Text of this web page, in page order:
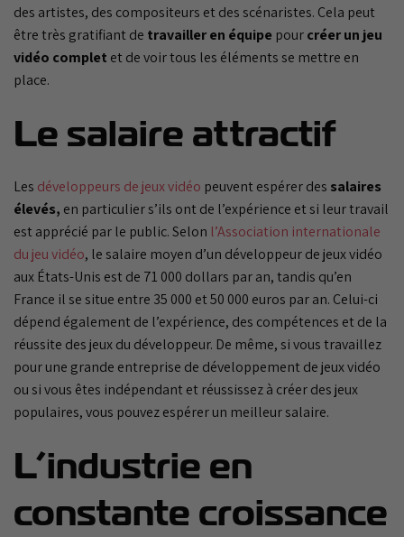
des artistes, des compositeurs et des scénaristes. Cela peut
être très gratifiant de travailler en équipe pourcréer un jeu
vidéo complet et de voir tous les éléments se mettre en
place.
Le salaire attractif
Les développeurs de jeux vidéo peuvent espérer des salaires
élevés, en particulier s’ils ont de l’expérience et si leur travail
est apprécié par le public. Selon l’Association internationale
du jeu vidéo, le salaire moyen d’un développeur de jeux vidéo
aux États-Unis est de 71 000 dollars par an, tandis qu’en
France il se situe entre 35 000 et 50 000 euros par an. Celui-ci
dépend également de l’expérience, des compétences et de la
réussite des jeux du développeur. De même, si vous travaillez
pour une grande entreprise de développement de jeux vidéo
ou si vous êtes indépendant et réussissez à créer des jeux
populaires, vous pouvez espérer un meilleur salaire.
L’industrie en
constante croissance